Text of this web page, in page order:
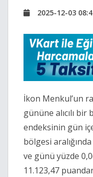
2025-12-03
İkon Menkul’un
gününe alıcılı bir
endeksinin gün
bölgesi
ve günü yüzde
11.123,47